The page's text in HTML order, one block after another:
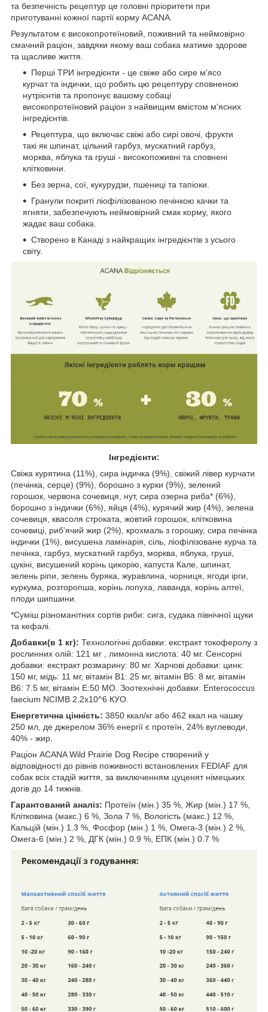
та безпечність рецептур це головні пріоритети при
приготуванні кожної партії корму ACANA.
Результатом є високопротеїновий, поживний та неймовірно
смачний раціон, завдяки якому ваш собака матиме здорове
та щасливе життя.
Перші ТРИ інгредієнти - це свіже або сире м'ясо
курчат та індички, що робить цю рецептуру сповненою
нутрієнтів та пропонує вашому собаці
високопротеїновий раціон з найвищим вмістом м'ясних
інгредієнтів.
Рецептура, що включає свіжі або сирі овочі, фрукти
такі як шпинат, цільний гарбуз, мускатний гарбуз,
морква, яблука та груші - високопоживні та сповнені
клітковини.
Без зерна, сої, кукурудзи, пшениці та тапіоки.
Гранули покриті ліофілізованою печінкою качки та
ягняти, забезпечують неймовірний смак корму, якого
жадає ваш собака.
Створено в Канаді з найкращих інгредієнтів з усього
світу.
Інгредієнти:
Свіжа курятина (11%), сира індичка (9%), свіжий лівер курчати
(печінка, серце) (9%), борошно з курки (9%), зелений
горошок, червона сочевиця, нут, сира озерна риба* (6%),
борошно з індички (6%), яйця (4%), курячий жир (4%), зелена
сочевиця, квасоля строката, жовтий горошок, клітковина
сочевиці, риб’ячий жир (2%), крохмаль з горошку, сира печінка
індички (1%), висушена ламінарія, сіль, ліофілізоване курча та
печінка, гарбуз, мускатний гарбуз, морква, яблука, груші,
цукіні, висушений корінь цикорію, капуста Кале, шпинат,
зелень ріпи, зелень буряка, журавлина, чорниця, ягоди ірги,
куркума, розторопша, корінь лопуха, лаванда, корінь алтеї,
плоди шипшини.
*Суміш різноманітних сортів риби: сига, судака північної щуки
та кефалі.
Добавки(в 1 кг): Технологічні добавки: екстракт токоферолу з
рослинних олій: 121 мг , лимонна кислота: 40 мг. Сенсорні
добавки: екстракт розмарину: 80 мг. Харчові добавки: цинк:
150 мг, мідь: 11 мг, вітамін B1: 25 мг, вітамін B5: 8 мг, вітамін
B6: 7.5 мг, вітамін E:50 МО. Зоотехнічні добавки: Enterococcus
faecium NCIMB 2.2x10^6 КУО.
Енергетична цінність: 3850 ккал/кг або 462 ккал на чашку
250 мл, де джерелом 36% енергії є протеїн, 24% вуглеводи,
40% - жир.
Раціон ACANA Wild Prairie Dog Recipe створений у
відповідності до рівнів поживності встановлених FEDIAF для
собак всіх стадій життя, за виключенням цуценят німецьких
догів до 14 тижнів.
Гарантований аналіз: Протеїн (мін.) 35 %, Жир (мін.) 17 %,
Клітковина (макс.) 6 %, Зола 7 %, Вологість (макс.) 12 %,
Кальцій (мін.) 1.3 %, Фосфор (мін.) 1 %, Омега-3 (мін.) 2 %,
Омега-6 (мін.) 2 %, ДГК (мін.) 0.9 %, ЕПК (мін.) 0.7 %